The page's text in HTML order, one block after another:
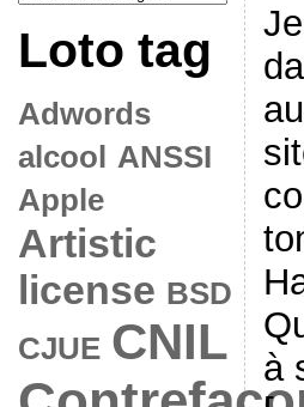
Loto tag
Adwords
alcool
ANSSI
Apple
Artistic
license BSD
CJUE CNIL
à